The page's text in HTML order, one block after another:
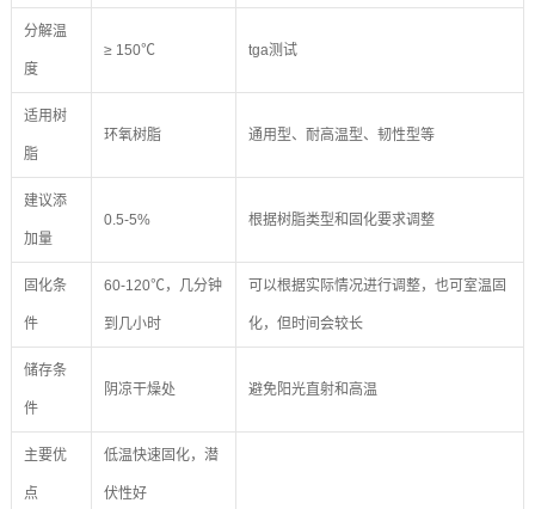
分解温
度
≥ 150℃ tga测试
适用树
脂
环氧树脂 通用型、耐高温型、韧性型等
建议添
加量
0.5-5% 根据树脂类型和固化要求调整
固化条
件
60-120℃，几分钟
到几小时
可以根据实际情况进行调整，也可室温固
化，但时间会较长
储存条
件
阴凉干燥处 避免阳光直射和高温
主要优
点
低温快速固化，潜
伏性好